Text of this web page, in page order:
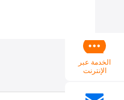
الخدمة عبر
الإنترنت